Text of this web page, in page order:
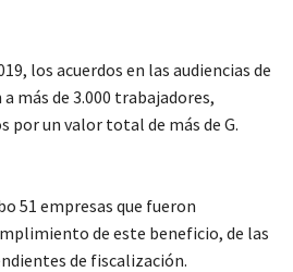
los acuerdos en las audiencias de
más de 3.000 trabajadores,
por un valor total de más de G.
51 empresas que fueron
de este beneficio, de las
de fiscalización.